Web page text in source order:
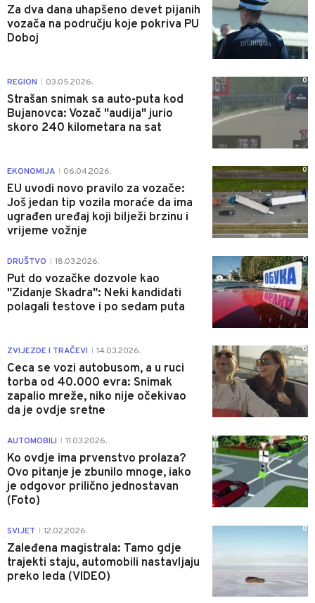
Za dva dana uhapšeno devet pijanih
vozača na području koje pokriva PU
Doboj
REGION 03.05.2026.
Strašan snimak sa auto-puta kod
Bujanovca: Vozač "audija" jurio
skoro 240 kilometara na sat
0
EKONOMIJA 06.04.2026.
EU uvodi novo pravilo za vozače:
Još jedan tip vozila moraće da ima
ugrađen uređaj koji bilježi brzinu i
vrijeme vožnje
0
DRUŠTVO 18.03.2026.
Put do vozačke dozvole kao
"Zidanje Skadra": Neki kandidati
polagali testove i po sedam puta
0
ZVIJEZDE I TRAČEVI 14.03.2026.
Ceca se vozi autobusom, a u ruci
torba od 40.000 evra: Snimak
zapalio mreže, niko nije očekivao
da je ovdje sretne
0
AUTOMOBILI 11.03.2026.
Ko ovdje ima prvenstvo prolaza?
Ovo pitanje je zbunilo mnoge, iako
je odgovor prilično jednostavan
(Foto)
0
SVIJET 12.02.2026.
Zaleđena magistrala: Tamo gdje
trajekti staju, automobili nastavljaju
preko leda (VIDEO)
0